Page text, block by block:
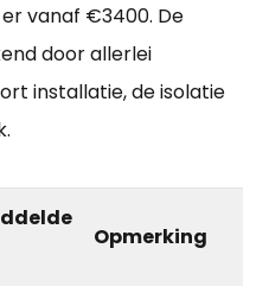
vanaf €3400. De
door allerlei
installatie, de isolatie
Opmerking